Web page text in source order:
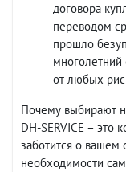
договора
переводом
прошло
от любых
Почему выбирают
DH-SERVICE – это
заботится о вашем
необходимости